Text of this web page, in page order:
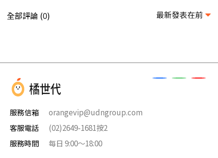
全部評論 (0) 最新發表在前
服務信箱
orangevip@udngroup.com
客服電話
(02)2649-1681按2
服務時間
每日 9:00～18:00